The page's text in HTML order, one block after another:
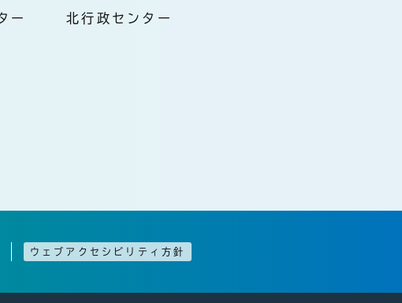
ー
北行政センター
ウェブアクセシビリティ方針